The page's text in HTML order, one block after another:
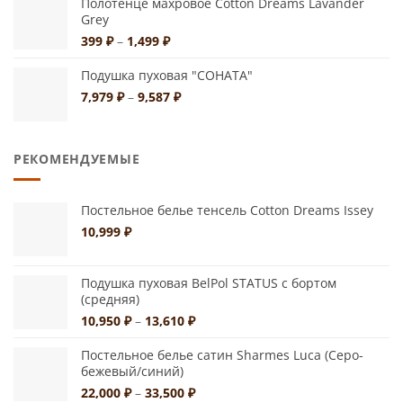
Grey
399 ₽ – 1,499 ₽Диапазон
399 ₽
–
Подушка пуховая "СОНАТА"
7,979 ₽ – 9,587 ₽Диапазон
РЕКОМЕНДУЕМЫЕ
Постельное белье тенсель Cotton Dreams Issey
10,999 ₽
Подушка пуховая BelPol STATUS с бортом
(средняя)
10,950 ₽ – 13,610 ₽Диапазон
10,950 ₽
13,610 ₽
Постельное белье сатин Sharmes Luca (Cеро-
бежевый/синий)
22,000 ₽ – 33,500 ₽Диапазон